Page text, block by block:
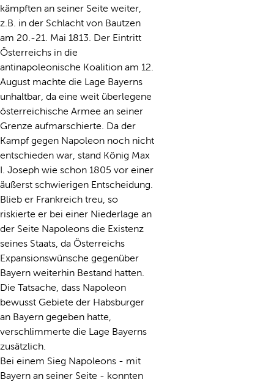
kämpften an seiner Seite weiter,
z.B. in der Schlacht von Bautzen
am 20.-21. Mai 1813. Der Eintritt
Österreichs in die
antinapoleonische Koalition am 12.
August machte die Lage Bayerns
unhaltbar, da eine weit überlegene
österreichische Armee an seiner
Grenze aufmarschierte. Da der
Kampf gegen Napoleon noch nicht
entschieden war, stand König Max
I. Joseph wie schon 1805 vor einer
äußerst schwierigen Entscheidung.
Blieb er Frankreich treu, so
riskierte er bei einer Niederlage an
der Seite Napoleons die Existenz
seines Staats, da Österreichs
Expansionswünsche gegenüber
Bayern weiterhin Bestand hatten.
Die Tatsache, dass Napoleon
bewusst Gebiete der Habsburger
an Bayern gegeben hatte,
verschlimmerte die Lage Bayerns
zusätzlich.
Bei einem Sieg Napoleons - mit
Bayern an seiner Seite - konnten